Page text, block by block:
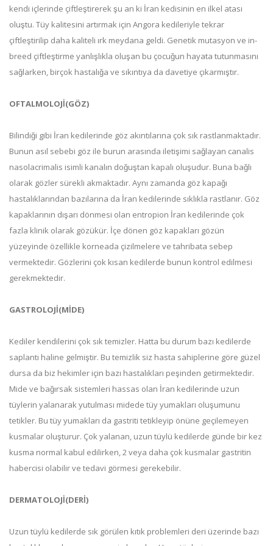
kendi içlerinde çiftleştirerek şu an ki İran kedisinin en ilkel atası
oluştu. Tüy kalitesini artırmak için Angora kedileriyle tekrar
çiftleştirilip daha kaliteli ırk meydana geldi. Genetik mutasyon ve in-
breed çiftleştirme yanlışlıkla oluşan bu çocuğun hayata tutunmasını
sağlarken, birçok hastalığa ve sıkıntıya da davetiye çıkarmıştır.
OFTALMOLOJİ(GÖZ)
Bilindiği gibi İran kedilerinde göz akıntılarına çok sık rastlanmaktadır.
Bunun asıl sebebi göz ile burun arasında iletişimi sağlayan canalis
nasolacrimalis isimli kanalın doğuştan kapalı oluşudur. Buna bağlı
olarak gözler sürekli akmaktadır. Aynı zamanda göz kapağı
hastalıklarından bazılarına da İran kedilerinde sıklıkla rastlanır. Göz
kapaklarının dışarı dönmesi olan entropion İran kedilerinde çok
fazla klinik olarak gözükür. İçe dönen göz kapakları gözün
yüzeyinde özellikle korneada çizilmelere ve tahribata sebep
vermektedir. Gözlerini çok kısan kedilerde bunun kontrol edilmesi
gerekmektedir.
GASTROLOJİ(MİDE)
Kediler kendilerini çok sık temizler. Hatta bu durum bazı kedilerde
saplantı haline gelmiştir. Bu temizlik siz hasta sahiplerine göre güzel
dursa da biz hekimler için bazı hastalıkları peşinden getirmektedir.
Mide ve bağırsak sistemleri hassas olan İran kedilerinde uzun
tüylerin yalanarak yutulması midede tüy yumakları oluşumunu
tetikler. Bu tüy yumakları da gastriti tetikleyip önüne geçilemeyen
kusmalar oluşturur. Çok yalanan, uzun tüylü kedilerde günde bir kez
kusma normal kabul edilirken, 2 veya daha çok kusmalar gastritin
habercisi olabilir ve tedavi görmesi gerekebilir.
DERMATOLOJİ(DERİ)
Uzun tüylü kedilerde sık görülen kıtık problemleri deri üzerinde bazı